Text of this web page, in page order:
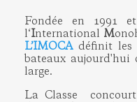
Fondée en 1991
l‘International M
L’IMOCAdéfinit les
bateaux aujourd'hui
large.
La Classe